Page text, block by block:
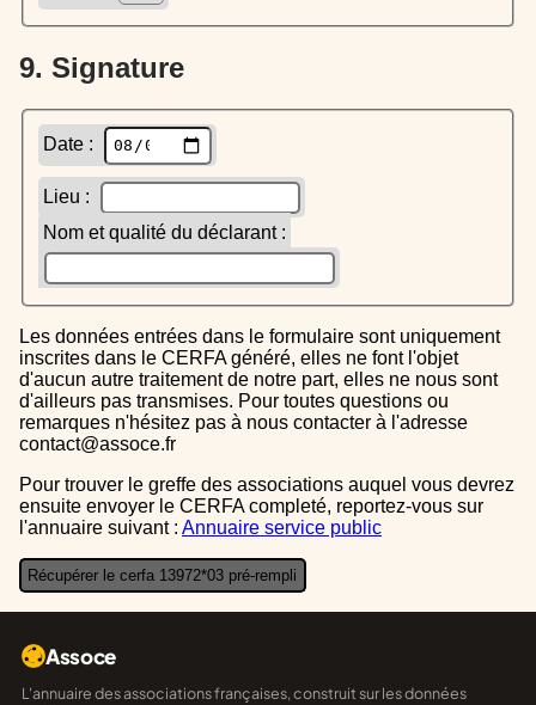
9. Signature
Date :
Lieu :
Nom et qualité du déclarant :
Les données entrées dans le formulaire sont uniquement
inscrites dans le CERFA généré, elles ne font l'objet
d'aucun autre traitement de notre part, elles ne nous sont
d'ailleurs pas transmises. Pour toutes questions ou
remarques n'hésitez pas à nous contacter à l'adresse
contact@assoce.fr
Pour trouver le greffe des associations auquel vous devrez
ensuite envoyer le CERFA completé, reportez-vous sur
l'annuaire suivant : Annuaire service public
Récupérer le cerfa 13972*03 pré-rempli
Assoce
L'annuaire des associations françaises, construit sur les données